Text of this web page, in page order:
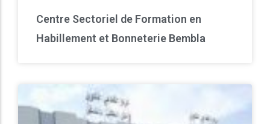
Centre Sectoriel de Formation en
Habillement et Bonneterie Bembla